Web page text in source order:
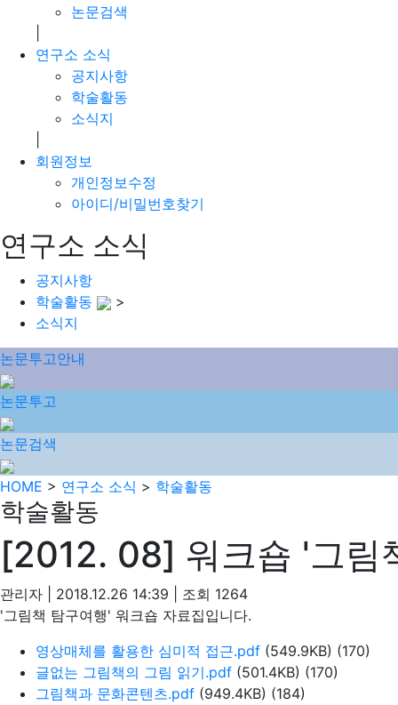
논문검색
연구소 소식
공지사항
학술활동
소식지
회원정보
개인정보수정
아이디/비밀번호찾기
연구소 소식
공지사항
학술활동
>
소식지
논문투고안내
논문투고
논문검색
HOME > 연구소 소식 > 학술활동
학술활동
[2012. 08] 워크숍 '그림
관리자 2018.12.26 14:39 조회 1264
'그림책 탐구여행' 워크숍 자료집입니다.
영상매체를 활용한 심미적 접근.pdf (549.9KB) (170)
글없는 그림책의 그림 읽기.pdf (501.4KB) (170)
그림책과 문화콘텐츠.pdf (949.4KB) (184)